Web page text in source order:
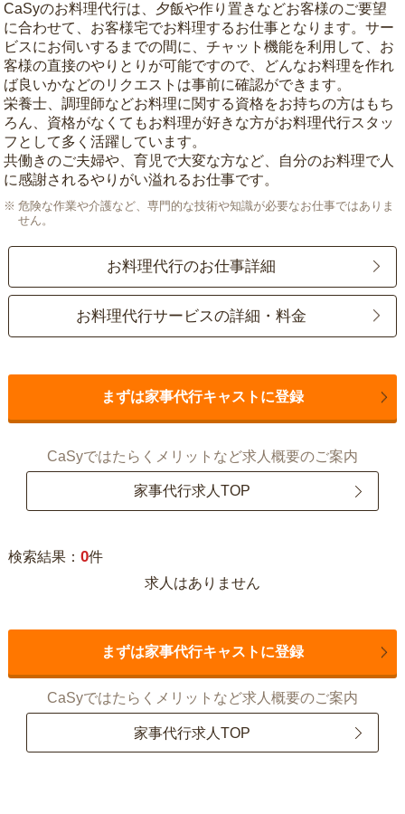
CaSyのお料理代行は、夕飯や作り置きなどお客様のご要望
に合わせて、お客様宅でお料理するお仕事となります。サー
ビスにお伺いするまでの間に、チャット機能を利用して、お
客様の直接のやりとりが可能ですので、どんなお料理を作れ
ば良いかなどのリクエストは事前に確認ができます。
栄養士、調理師などお料理に関する資格をお持ちの方はもち
ろん、資格がなくてもお料理が好きな方がお料理代行スタッ
フとして多く活躍しています。
共働きのご夫婦や、育児で大変な方など、自分のお料理で人
に感謝されるやりがい溢れるお仕事です。
危険な作業や介護など、専門的な技術や知識が必要なお仕事ではありま
せん。
お料理代行のお仕事詳細
お料理代行サービスの詳細・料金
まずは家事代行キャストに登録
CaSyではたらくメリットなど求人概要のご案内
家事代行求人TOP
検索結果： 0件
求人はありません
まずは家事代行キャストに登録
CaSyではたらくメリットなど求人概要のご案内
家事代行求人TOP